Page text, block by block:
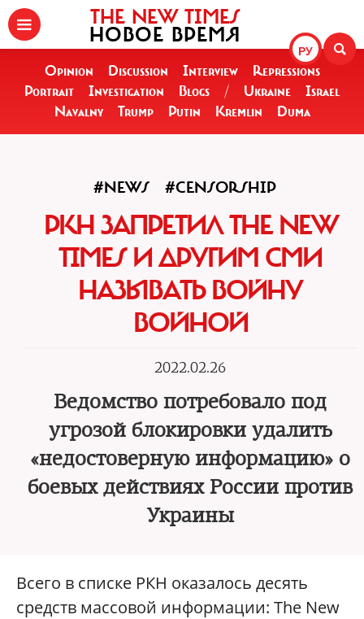
РУ
THE NEW TIMES
НОВОЕ ВРЕМЯ
Opinion Discussion Interview
Repressions
Portrait
Investigation Blogs / Ukraine
Israel
Navalny
Trump Putin Kremlin Duma
#NEWS #CENSORSHIP
РКН ЗАПРЕТИЛ THE NEW
TIMES И ДРУГИМ СМИ
НАЗЫВАТЬ ВОЙНУ
ВОЙНОЙ
2022.02.26
Ведомство потребовало под
угрозой блокировки удалить
«недостоверную информацию» о
боевых действиях России против
Украины
Всего в списке РКН оказалось десять
средств массовой информации: The New